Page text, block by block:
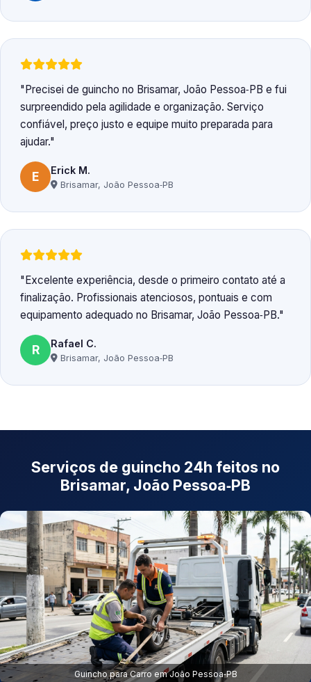
Precisei de guincho no Brisamar, João Pessoa‑PB e fui
surpreendido pela agilidade e organização. Serviço
confiável, preço justo e equipe muito preparada para
ajudar.
E Erick M.
Brisamar, João Pessoa‑PB
Excelente experiência, desde o primeiro contato até a
finalização. Profissionais atenciosos, pontuais e com
equipamento adequado no Brisamar, João Pessoa‑PB.
R Rafael C.
Brisamar, João Pessoa‑PB
Serviços de guincho 24h feitos no
Brisamar, João Pessoa‑PB
Guincho para Carro em João Pessoa‑PB